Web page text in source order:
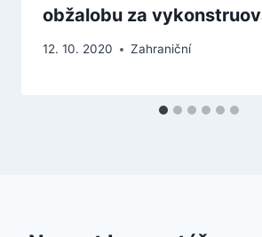
obžalobu za
12. 10. 2020 Zahraniční